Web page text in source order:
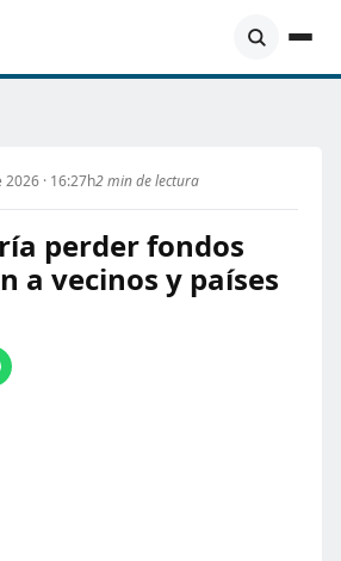
· 16:27h2 min de lectura
perder fondos
a vecinos y países